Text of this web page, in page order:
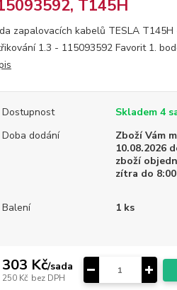
T145H
zapalovacích kabelů TESLA T145H
1.3 - 115093592 Favorit 1.
Dostupnost
Skladem 4
Doba dodání
Zboží Vám
10.08.2026
zboží
zítra do 8:00
Balení 1 ks
303 Kč/sada
250 Kč bez DPH